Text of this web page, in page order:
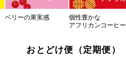
ベリーの果実感
個性豊かな
アフリカンコーヒー
おとどけ便（定期便）